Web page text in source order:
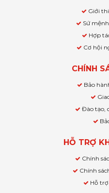
Giới
Sứ
Hợp
Cơ hội
CHÍNH
Bảo
Đào tạo,
HỖ TRỢ
Chính
Chính
Hỗ